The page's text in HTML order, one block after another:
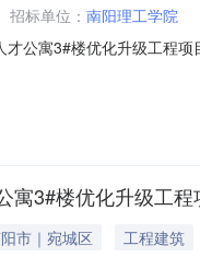
招标单位： 南阳理工学院
才公寓3#楼优化升级工程
如下：一、采购人：南
学院东校区人才公
寓3#楼优化升级工
市｜宛城区 工程建筑